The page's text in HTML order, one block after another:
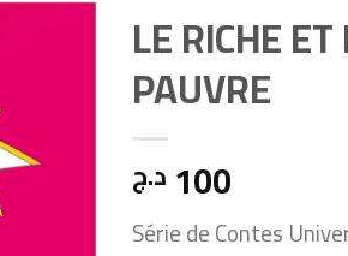
LE RICHE
PAUVRE
100 د.ج
Série de Contes